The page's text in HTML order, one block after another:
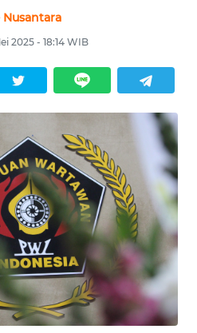
Nusantara
2025 - 18:14 WIB